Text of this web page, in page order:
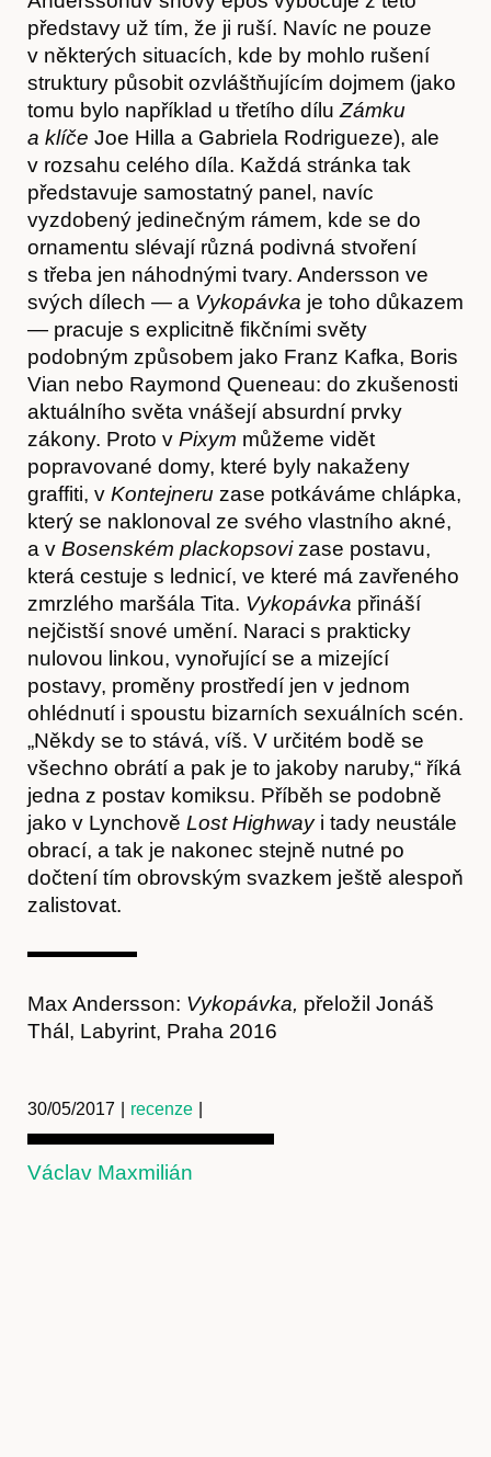
O nás
Obchod
Kontakt
Předplatné
představy už tím, že ji ruší. Navíc ne pouze
v některých situacích, kde by mohlo rušení
struktury působit ozvláštňujícím dojmem (jako
tomu bylo například u třetího dílu Zámku
a klíče Joe Hilla a Gabriela Rodrigueze), ale
v rozsahu celého díla. Každá stránka tak
představuje samostatný panel, navíc
vyzdobený jedinečným rámem, kde se do
ornamentu slévají různá podivná stvoření
s třeba jen náhodnými tvary. Andersson ve
svých dílech — a Vykopávka je toho důkazem
— pracuje s explicitně fikčními světy
podobným způsobem jako Franz Kafka, Boris
Vian nebo Raymond Queneau: do zkušenosti
aktuálního světa vnášejí absurdní prvky
zákony. Proto v Pixym můžeme vidět
popravované domy, které byly nakaženy
graffiti, v Kontejneru zase potkáváme chlápka,
který se naklonoval ze svého vlastního akné,
a v Bosenském plackopsovizase postavu,
která cestuje s lednicí, ve které má zavřeného
zmrzlého maršála Tita. Vykopávka přináší
nejčistší snové umění. Naraci s prakticky
nulovou linkou, vynořující se a mizející
postavy, proměny prostředí jen v jednom
ohlédnutí i spoustu bizarních sexuálních scén.
„Někdy se to stává, víš. V určitém bodě se
všechno obrátí a pak je to jakoby naruby,“ říká
jedna z postav komiksu. Příběh se podobně
jako v Lynchově Lost Highwayi tady neustále
obrací, a tak je nakonec stejně nutné po
dočtení tím obrovským svazkem ještě alespoň
zalistovat.
Max Andersson: Vykopávka, přeložil Jonáš
Thál, Labyrint, Praha 2016
30/05/2017 recenze
Václav Maxmilián